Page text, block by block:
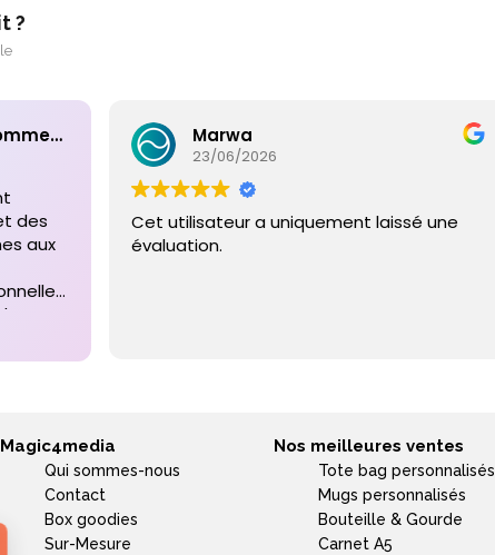
?
Résumé des commentaires
des
aux
un
de
Marwa
23/06/2026
Cet utilisateur a uniquement laissé une
évaluation.
Magic4media
Qui sommes-nous
Contact
Box goodies
Sur-Mesure
Nos meilleures ventes
Tote bag personnalisés
Mugs personnalisés
Bouteille & Gourde
Carnet A5